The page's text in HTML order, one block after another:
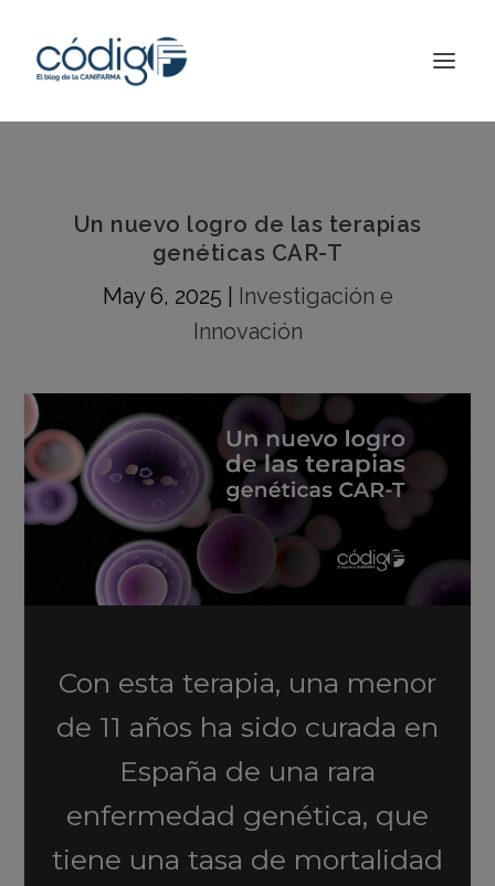
Un nuevo logro de las terapias
genéticas CAR-T
May 6, 2025
Investigación e
Innovación
Con esta terapia, una menor
de 11 años ha sido curada en
España de una rara
enfermedad genética, que
tiene una tasa de mortalidad